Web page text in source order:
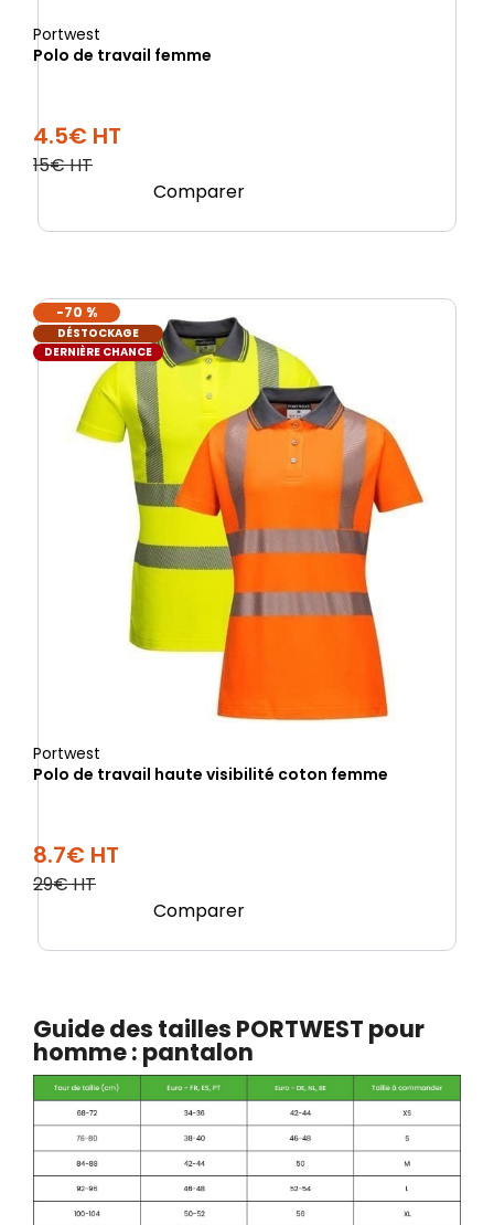
Portwest
Polo de travail femme
4.5€ HT
15€ HT
Comparer
-70 %
DÉSTOCKAGE
DERNIÈRE CHANCE
Portwest
Polo de travail haute visibilité coton femme
8.7€ HT
29€ HT
Comparer
Guide des tailles PORTWEST pour
homme : pantalon